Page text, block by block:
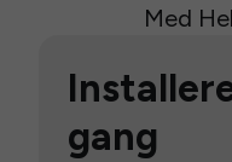
Med
gang